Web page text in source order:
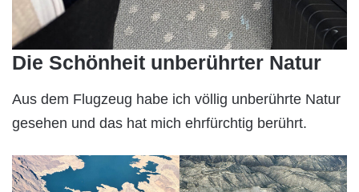
Die Schönheit unberührter Natur
Aus dem Flugzeug habe ich völlig unberührte Natur
gesehen und das hat mich ehrfürchtig berührt.